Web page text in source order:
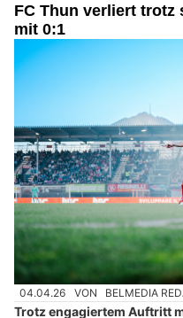
FC Thun verliert
mit 0:1
04.04.26 VON BELMEDIA
Trotz engagiertem Auftritt